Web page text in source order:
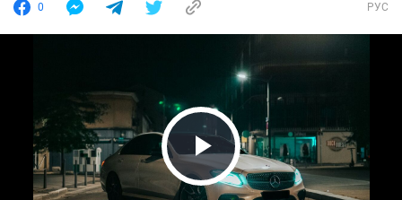
0 РУС
Play Video